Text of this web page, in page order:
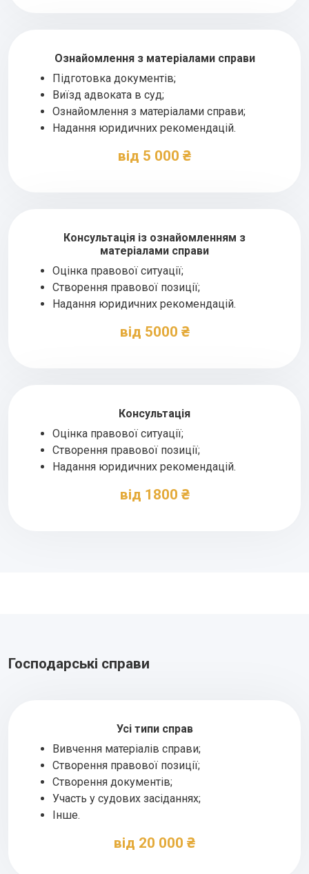
Ознайомлення з матеріалами справи
Підготовка документів;
Виїзд адвоката в суд;
Ознайомлення з матеріалами справи;
Надання юридичних рекомендацій.
від 5 000 ₴
Консультація із ознайомленням з
матеріалами справи
Оцінка правової ситуації;
Створення правової позиції;
Надання юридичних рекомендацій.
від 5000 ₴
Консультація
Оцінка правової ситуації;
Створення правової позиції;
Надання юридичних рекомендацій.
від 1800 ₴
Господарські справи
Усі типи справ
Вивчення матеріалів справи;
Створення правової позиції;
Створення документів;
Участь у судових засіданнях;
Інше.
від 20 000 ₴